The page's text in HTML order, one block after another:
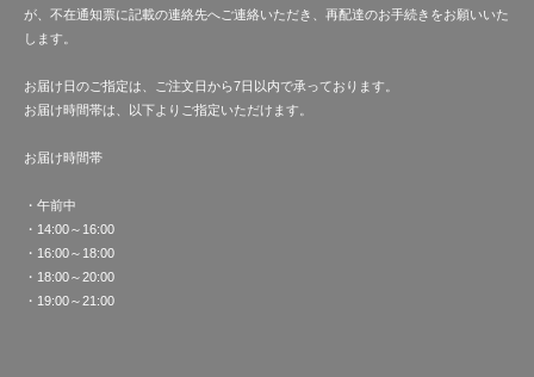
が、不在通知票に記載の連絡先へご連絡いただき、再配達のお手続きをお願いいた
します。
お届け日のご指定は、ご注文日から7日以内で承っております。
お届け時間帯は、以下よりご指定いただけます。
お届け時間帯
・午前中
・14:00～16:00
・16:00～18:00
・18:00～20:00
・19:00～21:00